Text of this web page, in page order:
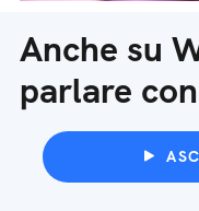
Anche su
parlare